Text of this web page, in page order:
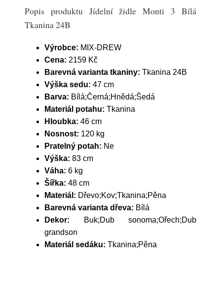
Popis produktu Jídelní židle Monti 3 Bílá
Tkanina 24B
Výrobce: MIX-DREW
Cena: 2159 Kč
Barevná varianta tkaniny: Tkanina 24B
Výška sedu: 47 cm
Barva: Bílá;Černá;Hnědá;Šedá
Materiál potahu: Tkanina
Hloubka: 46 cm
Nosnost: 120 kg
Pratelný potah: Ne
Výška: 83 cm
Váha: 6 kg
Šířka: 48 cm
Materiál: Dřevo;Kov;Tkanina;Pěna
Barevná varianta dřeva: Bílá
Dekor:
Buk;Dub sonoma;Ořech;Dub
grandson
Materiál sedáku: Tkanina;Pěna